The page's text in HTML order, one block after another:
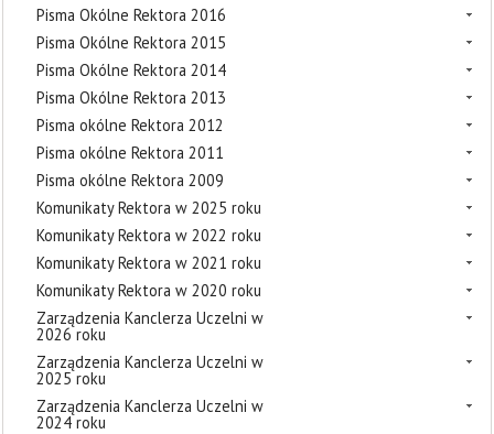
Pisma Okólne Rektora 2016
Pisma Okólne Rektora 2015
Pisma Okólne Rektora 2014
Pisma Okólne Rektora 2013
Pisma okólne Rektora 2012
Pisma okólne Rektora 2011
Pisma okólne Rektora 2009
Komunikaty Rektora w 2025 roku
Komunikaty Rektora w 2022 roku
Komunikaty Rektora w 2021 roku
Komunikaty Rektora w 2020 roku
Zarządzenia Kanclerza Uczelni w
2026 roku
Zarządzenia Kanclerza Uczelni w
2025 roku
Zarządzenia Kanclerza Uczelni w
2024 roku